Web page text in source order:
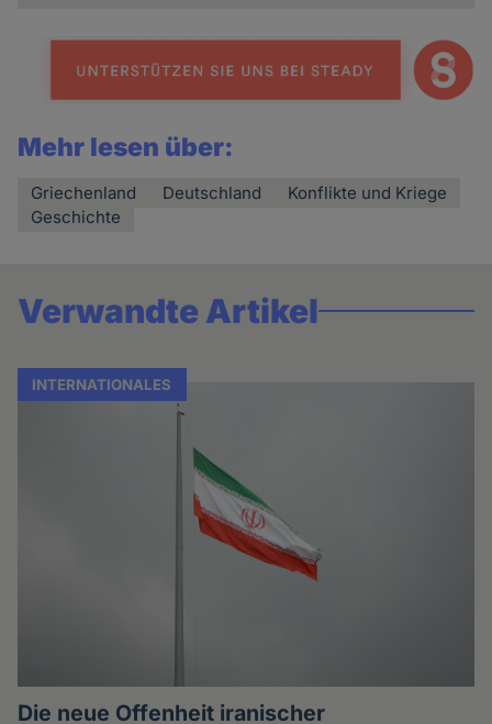
Mehr lesen über:
Griechenland Deutschland
Konflikte und Kriege
Geschichte
Verwandte Artikel
INTERNATIONALES
Die neue Offenheit iranischer